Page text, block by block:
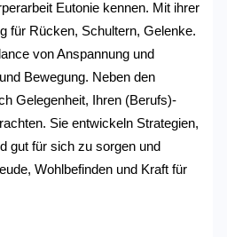
Eutonie kennen. Mit ihrer
für Rücken, Schultern, Gelenke.
von Anspannung und
Bewegung. Neben den
Gelegenheit, Ihren (Berufs)-
Sie entwickeln Strategien,
gut für sich zu sorgen und
Wohlbefinden und Kraft für